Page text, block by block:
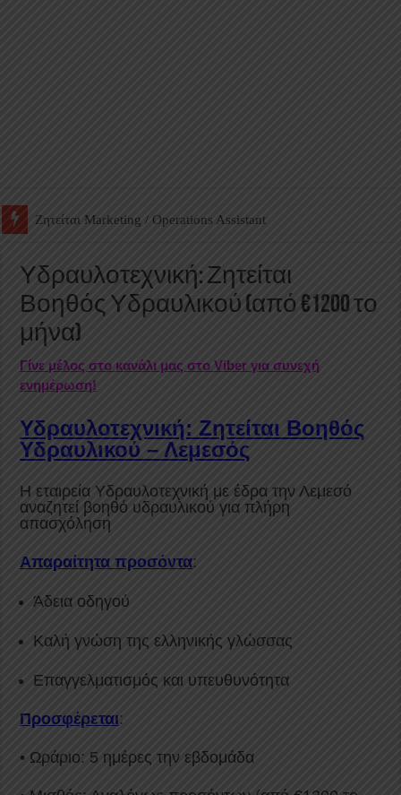
Ζητείται Βοηθός Αποθήκης σε Φαρμακείο
Υδραυλοτεχνική: Ζητείται
Βοηθός Υδραυλικού (από €1200 το
μήνα)
Γίνε μέλος στο κανάλι μας στο Viber για συνεχή
ενημέρωση!
Υδραυλοτεχνική: Ζητείται Βοηθός
Υδραυλικού – Λεμεσός
Η εταιρεία Υδραυλοτεχνική με έδρα την Λεμεσό
αναζητεί βοηθό υδραυλικού για πλήρη
απασχόληση
Απαραίτητα προσόντα:
Άδεια οδηγού
Καλή γνώση της ελληνικής γλώσσας
Επαγγελματισμός και υπευθυνότητα
Προσφέρεται:
• Ωράριο: 5 ημέρες την εβδομάδα